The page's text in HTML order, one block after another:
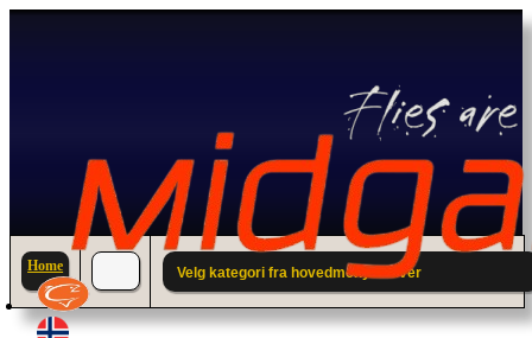
Home Velg kategori fra hovedmenyen over